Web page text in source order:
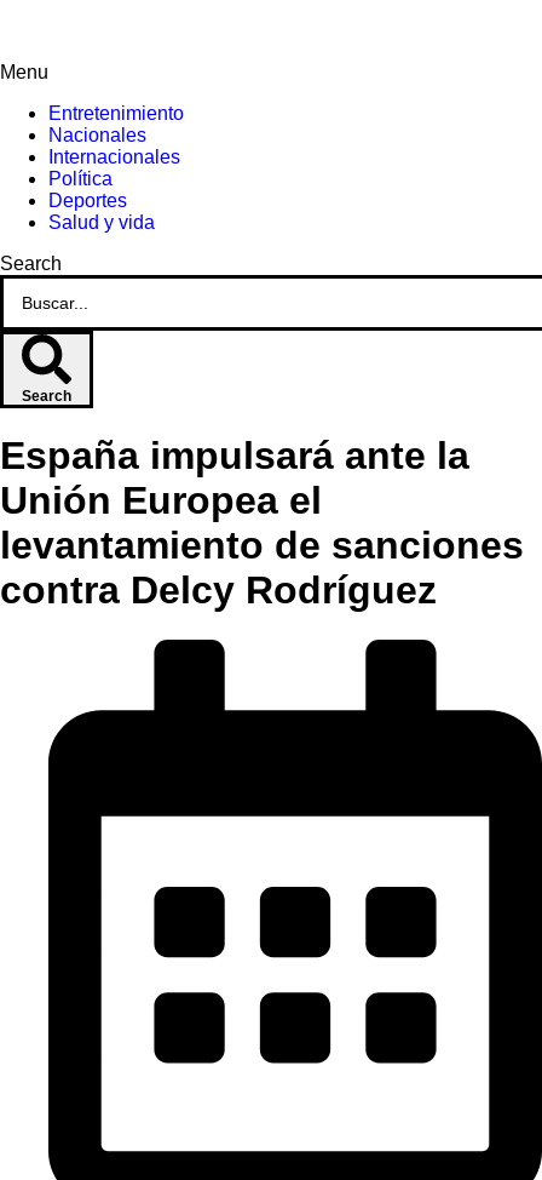
Menu
Entretenimiento
Nacionales
Internacionales
Política
Deportes
Salud y vida
Search
Search
España impulsará ante la
Unión Europea el
levantamiento de sanciones
contra Delcy Rodríguez